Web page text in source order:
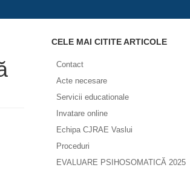
CELE MAI CITITE ARTICOLE
Contact
Acte necesare
Servicii educationale
Invatare online
Echipa CJRAE Vaslui
Proceduri
EVALUARE PSIHOSOMATICĂ 2025